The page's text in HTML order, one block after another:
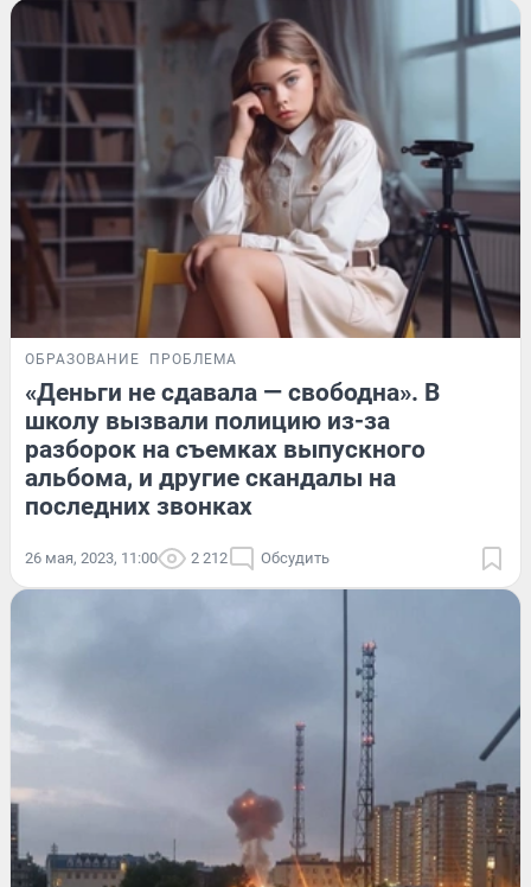
ОБРАЗОВАНИЕ ПРОБЛЕМА
«Деньги не сдавала — свободна». В
школу вызвали полицию из-за
разборок на съемках выпускного
альбома, и другие скандалы на
последних звонках
26 мая, 2023, 11:00 2 212 Обсудить